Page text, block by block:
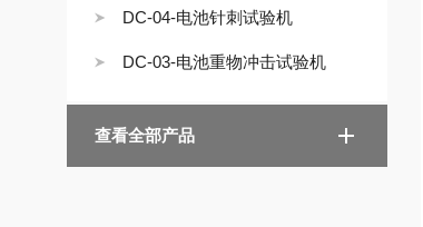
DC-04-电池针刺试验机
DC-03-电池重物冲击试验机
查看全部产品